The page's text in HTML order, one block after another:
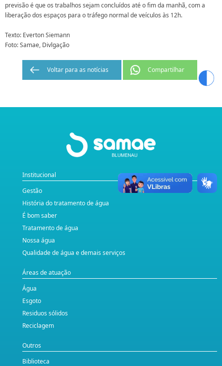
previsão é que os trabalhos sejam concluídos até o fim da manhã, com a
liberação dos espaços para o tráfego normal de veículos às 12h.
Texto: Everton Siemann
Foto: Samae, Divlgação
Voltar para as notícias Compartilhar
Institucional
Gestão
História do tratamento de água
É bom saber
Tratamento de água
Nossa água
Qualidade de água e demais serviços
Áreas de atuação
Água
Esgoto
Residuos sólidos
Reciclagem
Outros
Biblioteca